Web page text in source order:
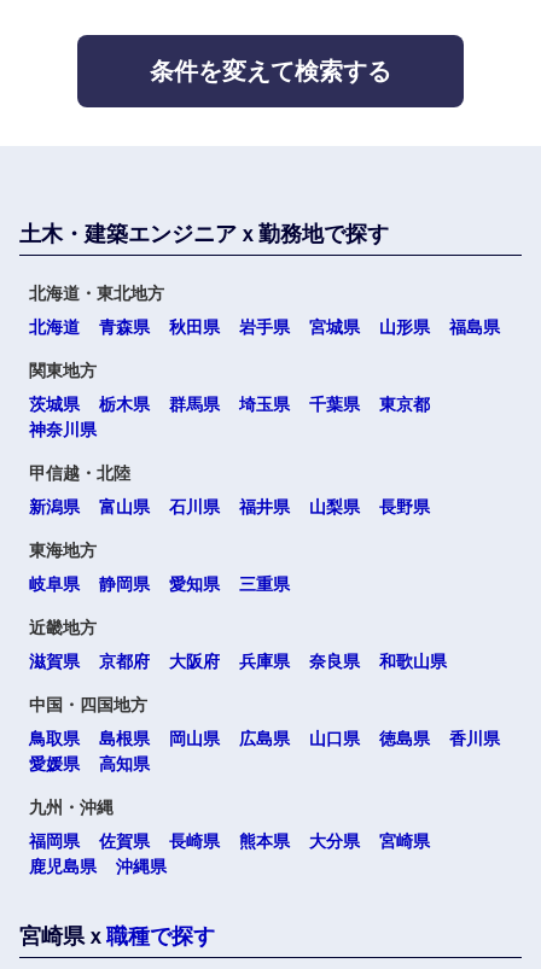
九州・沖縄
長崎県 熊本県
大分県
海外
条件を変えて検索する
土木・建築エンジニアｘ勤務地で探す
北海道・東北地方
北海道
青森県 秋田県 岩手県 宮城県 山形県 福島県
関東地方
茨城県
栃木県 群馬県 埼玉県 千葉県
東京都
神奈川県
甲信越・北陸
新潟県
富山県 石川県 福井県 山梨県 長野県
東海地方
岐阜県
静岡県 愛知県 三重県
近畿地方
滋賀県
京都府 大阪府 兵庫県 奈良県 和歌山県
中国・四国地方
鳥取県
島根県 岡山県 広島県 山口県 徳島県
香川県
愛媛県
高知県
九州・沖縄
福岡県
佐賀県 長崎県 熊本県 大分県
宮崎県
鹿児島県
沖縄県
宮崎県ｘ 職種で探す